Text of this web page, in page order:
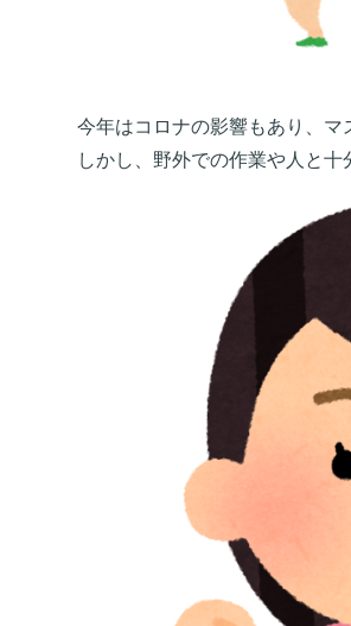
今年はコロナの影響もあり、マ
しかし、野外での作業や人と